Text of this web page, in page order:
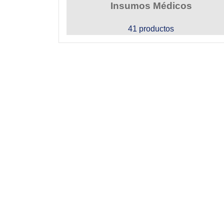
Insumos Médicos
41 productos